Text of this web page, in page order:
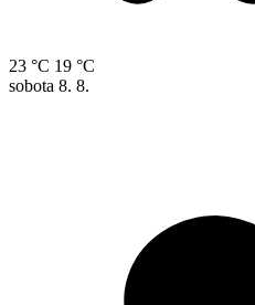
23 °C 19 °C
sobota 8. 8.